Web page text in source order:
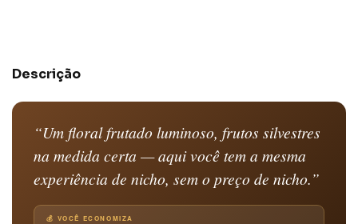
Descrição
“Um floral frutado luminoso, frutos silvestres
na medida certa — aqui você tem a mesma
experiência de nicho, sem o preço de nicho.”
💰 VOCÊ ECONOMIZA